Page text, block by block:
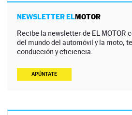
NEWSLETTER ELMOTOR
Recibe la newsletter de EL MOTOR
del mundo del automóvil y la moto,
conducción y eficiencia.
APÚNTATE